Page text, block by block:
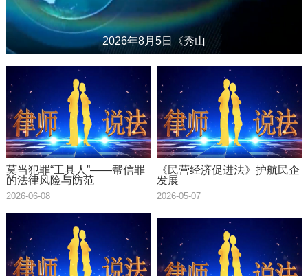
2026年8月5日《秀山
莫当犯罪“工具人”——帮信罪
的法律风险与防范
2026-06-08
《民营经济促进法》护航民企
发展
2026-05-07